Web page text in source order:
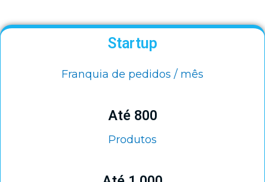
Startup
Franquia de pedidos / mês
Até 800
Produtos